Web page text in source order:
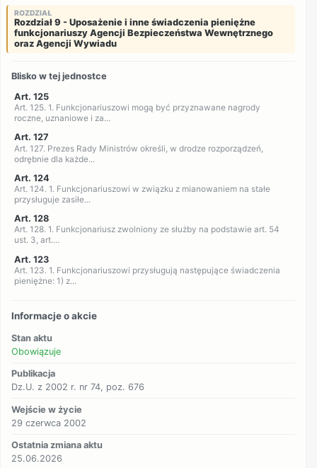
ROZDZIAŁ
Rozdział 9 - Uposażenie i inne świadczenia pieniężne
funkcjonariuszy Agencji Bezpieczeństwa Wewnętrznego
oraz Agencji Wywiadu
Blisko w tej jednostce
Art. 125
Art. 125. 1. Funkcjonariuszowi mogą być przyznawane nagrody
roczne, uznaniowe i za...
Art. 127
Art. 127. Prezes Rady Ministrów określi, w drodze rozporządzeń,
odrębnie dla każde...
Art. 124
Art. 124. 1. Funkcjonariuszowi w związku z mianowaniem na stałe
przysługuje zasiłe...
Art. 128
Art. 128. 1. Funkcjonariusz zwolniony ze służby na podstawie art. 54
ust. 3, art....
Art. 123
Art. 123. 1. Funkcjonariuszowi przysługują następujące świadczenia
pieniężne: 1) z...
Informacje o akcie
Stan aktu
Obowiązuje
Publikacja
Dz.U. z 2002 r. nr 74, poz. 676
Wejście w życie
29 czerwca 2002
Ostatnia zmiana aktu
25.06.2026